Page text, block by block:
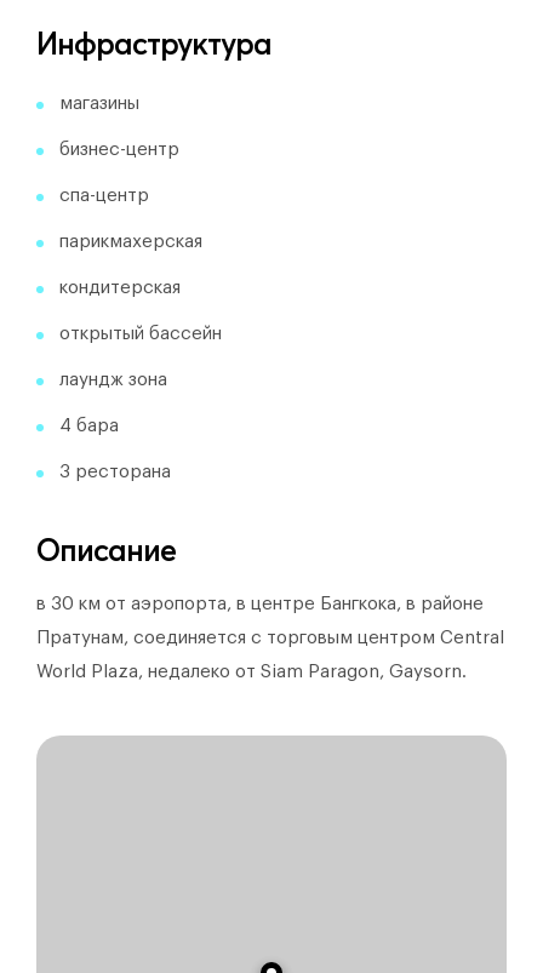
Инфраструктура
магазины
бизнес-центр
спа-центр
парикмахерская
кондитерская
открытый бассейн
лаундж зона
4 бара
3 ресторана
Описание
в 30 км от аэропорта, в центре Бангкока, в районе
Пратунам, соединяется с торговым центром Central
World Plaza, недалеко от Siam Paragon, Gaysorn.